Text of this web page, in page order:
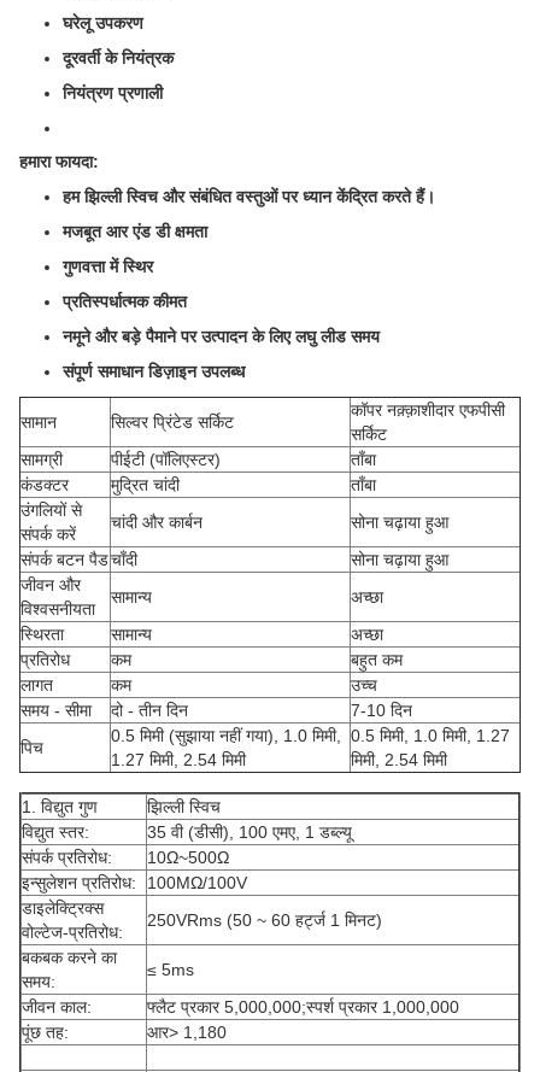
घरेलू उपकरण
दूरवर्ती के नियंत्रक
नियंत्रण प्रणाली
हमारा फायदा:
हम झिल्ली स्विच और संबंधित वस्तुओं पर ध्यान केंद्रित करते हैं।
मजबूत आर एंड डी क्षमता
गुणवत्ता में स्थिर
प्रतिस्पर्धात्मक कीमत
नमूने और बड़े पैमाने पर उत्पादन के लिए लघु लीड समय
संपूर्ण समाधान डिज़ाइन उपलब्ध
सामान सिल्वर प्रिंटेड सर्किट
कॉपर नक़्क़ाशीदार एफपीसी
सर्किट
सामग्री
पीईटी (पॉलिएस्टर)
ताँबा
कंडक्टर
मुद्रित चांदी
ताँबा
उंगलियों से
संपर्क करें
चांदी और कार्बन
सोना चढ़ाया हुआ
संपर्क बटन पैडचाँदी
सोना चढ़ाया हुआ
जीवन और
विश्वसनीयता
सामान्य
अच्छा
स्थिरता
सामान्य
अच्छा
प्रतिरोध
कम
बहुत कम
लागत
कम
उच्च
समय - सीमा
दो - तीन दिन
7-10 दिन
पिच
0.5 मिमी (सुझाया नहीं गया), 1.0 मिमी,
1.27 मिमी, 2.54 मिमी
0.5 मिमी, 1.0 मिमी, 1.27
मिमी, 2.54 मिमी
1. विद्युत गुण
झिल्ली स्विच
विद्युत स्तर:
35 वी (डीसी), 100 एमए, 1 डब्ल्यू
संपर्क प्रतिरोध:
10Ω~500Ω
इन्सुलेशन प्रतिरोध:
100MΩ/100V
डाइलेक्ट्रिक्स
वोल्टेज-प्रतिरोध:
250VRms (50 ~ 60 हर्ट्ज 1 मिनट)
बकबक करने का
समय:
≤ 5ms
जीवन काल:
फ्लैट प्रकार 5,000,000;स्पर्श प्रकार 1,000,000
पूंछ तह:
आर> 1,180